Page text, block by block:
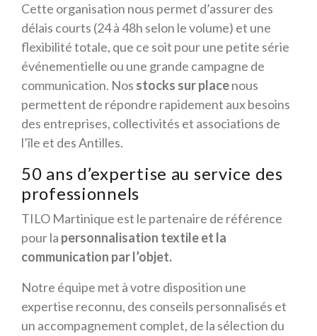
Cette organisation nous permet d’assurer des
délais courts (24 à 48h selon le volume) et une
flexibilité totale, que ce soit pour une petite série
événementielle ou une grande campagne de
communication. Nos stocks sur placenous
permettent de répondre rapidement aux besoins
des entreprises, collectivités et associations de
l’île et des Antilles.
50 ans d’expertise au service des
professionnels
TILO Martinique est le partenaire de référence
pour la personnalisation textile et la
communication par l’objet.
Notre équipe met à votre disposition une
expertise reconnu, des conseils personnalisés et
un accompagnement complet, de la sélection du